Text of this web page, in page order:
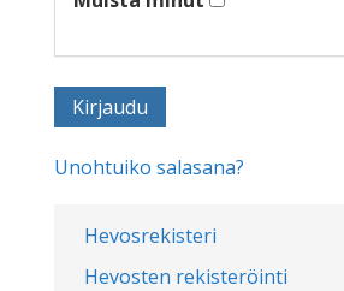
Hevosrekisteri
Hevosten rekisteröinti
Unohtuiko salasana?